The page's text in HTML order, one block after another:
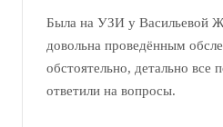
Была на УЗИ у Васильевой
довольна проведённым
обстоятельно, детально все
ответили на вопросы.